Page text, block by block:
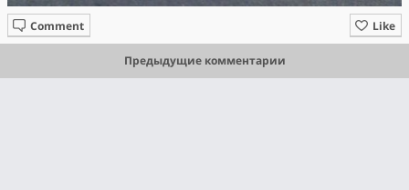
Like
Comment
Предыдущие комментарии